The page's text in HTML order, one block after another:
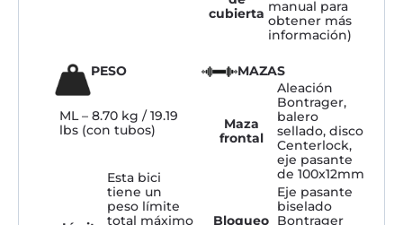
cubierta manual para
obtener más
información)
PESO
ML – 8.70 kg / 19.19
lbs (con tubos)
Esta bici
tiene un
peso límite
total máximo
MAZAS
Maza
frontal
Aleación
Bontrager,
balero
sellado, disco
Centerlock,
eje pasante
de 100x12mm
Bloqueo
Eje pasante
biselado
Bontrager